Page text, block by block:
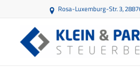
Rosa-Luxemburg-Str. 3,